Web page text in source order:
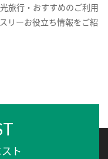
旅行・おすすめのご利用
リーお役立ち情報をご紹
ト